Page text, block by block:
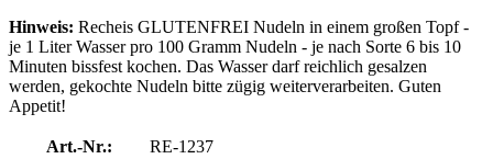
Hinweis: Recheis GLUTENFREI Nudeln in einem großen Topf -
je 1 Liter Wasser pro 100 Gramm Nudeln - je nach Sorte 6 bis 10
Minuten bissfest kochen. Das Wasser darf reichlich gesalzen
werden, gekochte Nudeln bitte zügig weiterverarbeiten. Guten
Appetit!
Art.-Nr.:
RE-1237